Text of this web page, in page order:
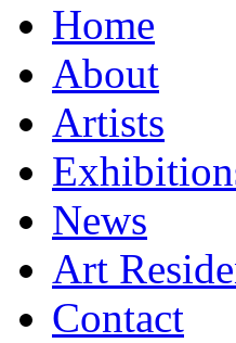
Home
About
Artists
News
Art
Contact